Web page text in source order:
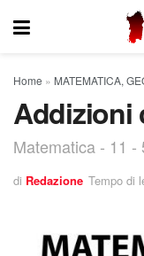
Home » MATEMATICA,
Addizioni
Matematica - 11 -
di Redazione Tempo di